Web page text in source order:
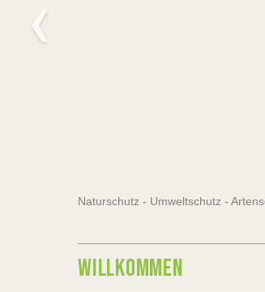
Naturschutz - Umweltschutz -
WILLKOMMEN